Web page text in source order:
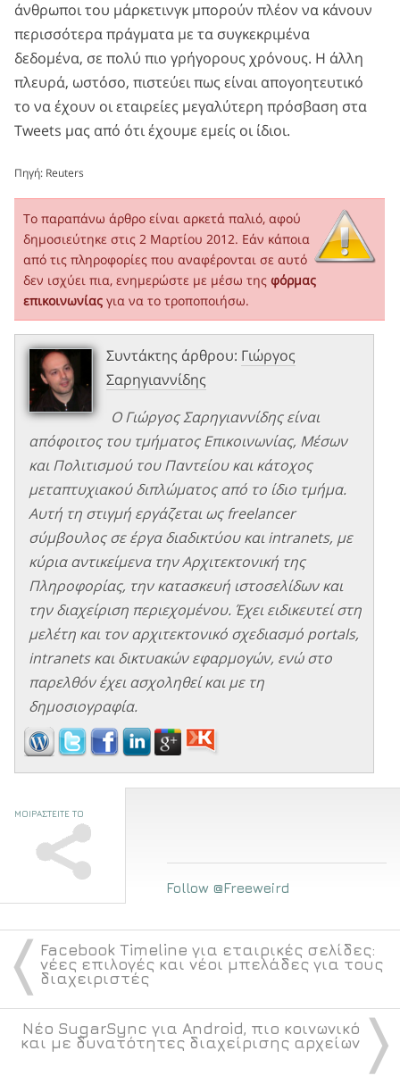
άνθρωποι του μάρκετινγκ μπορούν πλέον να κάνουν
περισσότερα πράγματα με τα συγκεκριμένα
δεδομένα, σε πολύ πιο γρήγορους χρόνους. Η άλλη
πλευρά, ωστόσο, πιστεύει πως είναι απογοητευτικό
το να έχουν οι εταιρείες μεγαλύτερη πρόσβαση στα
Tweets μας από ότι έχουμε εμείς οι ίδιοι.
Πηγή: Reuters
Το παραπάνω άρθρο είναι αρκετά παλιό, αφού
δημοσιεύτηκε στις 2 Μαρτίου 2012. Εάν κάποια
από τις πληροφορίες που αναφέρονται σε αυτό
δεν ισχύει πια, ενημερώστε με μέσω της φόρμας
επικοινωνίας για να το τροποποιήσω.
Συντάκτης άρθρου: Γιώργος
Σαρηγιαννίδης
Ο Γιώργος Σαρηγιαννίδης είναι
απόφοιτος του τμήματος Επικοινωνίας, Μέσων
και Πολιτισμού του Παντείου και κάτοχος
μεταπτυχιακού διπλώματος από το ίδιο τμήμα.
Αυτή τη στιγμή εργάζεται ως freelancer
σύμβουλος σε έργα διαδικτύου και intranets, με
κύρια αντικείμενα την Αρχιτεκτονική της
Πληροφορίας, την κατασκευή ιστοσελίδων και
την διαχείριση περιεχομένου. Έχει ειδικευτεί στη
μελέτη και τον αρχιτεκτονικό σχεδιασμό portals,
intranets και δικτυακών εφαρμογών, ενώ στο
παρελθόν έχει ασχοληθεί και με τη
δημοσιογραφία.
ΜΟΙΡΑΣΤΕΙΤΕ ΤΟ
Follow @Freeweird
〈 Facebook Timeline για εταιρικές σελίδες:
νέες επιλογές και νέοι μπελάδες για τους
διαχειριστές
〉
Νέο SugarSync για Android, πιο κοινωνικό
και με δυνατότητες διαχείρισης αρχείων